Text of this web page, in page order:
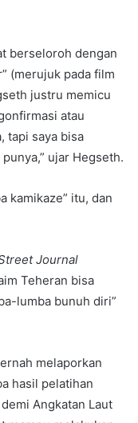
berseloroh dengan
(merujuk pada film
justru memicu
atau
tapi saya bisa
ujar Hegseth.
kamikaze” itu, dan
Journal
Teheran bisa
lumba bunuh diri”
melaporkan
hasil pelatihan
Angkatan Laut